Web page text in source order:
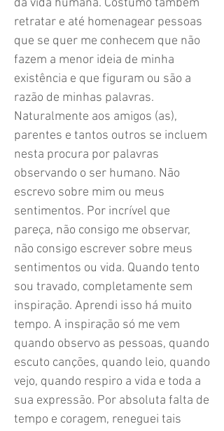
da vida humana. Costumo também
retratar e até homenagear pessoas
que se quer me conhecem que não
fazem a menor ideia de minha
existência e que figuram ou são a
razão de minhas palavras.
Naturalmente aos amigos (as),
parentes e tantos outros se incluem
nesta procura por palavras
observando o ser humano. Não
escrevo sobre mim ou meus
sentimentos. Por incrível que
pareça, não consigo me observar,
não consigo escrever sobre meus
sentimentos ou vida. Quando tento
sou travado, completamente sem
inspiração. Aprendi isso há muito
tempo. A inspiração só me vem
quando observo as pessoas, quando
escuto canções, quando leio, quando
vejo, quando respiro a vida e toda a
sua expressão. Por absoluta falta de
tempo e coragem, reneguei tais